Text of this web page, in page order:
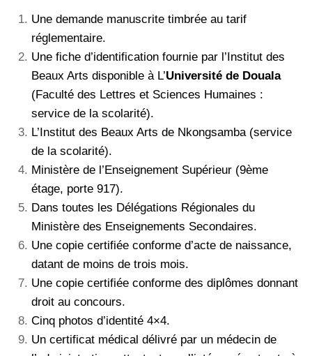
Une demande manuscrite timbrée au tarif
réglementaire.
Une fiche d’identification fournie par l’Institut des
Beaux Arts disponible à L’Université de Douala
(Faculté des Lettres et Sciences Humaines :
service de la scolarité).
L’Institut des Beaux Arts de Nkongsamba (service
de la scolarité).
Ministère de l’Enseignement Supérieur (9ème
étage, porte 917).
Dans toutes les Délégations Régionales du
Ministère des Enseignements Secondaires.
Une copie certifiée conforme d’acte de naissance,
datant de moins de trois mois.
Une copie certifiée conforme des diplômes donnant
droit au concours.
Cinq photos d’identité 4×4.
Un certificat médical délivré par un médecin de